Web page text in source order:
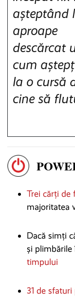
așteptând
aproape
descărcat
cum
la o cursă
cine să
Trei cărți de
majoritatea
Dacă simți
și plimbările
timpului
31 de